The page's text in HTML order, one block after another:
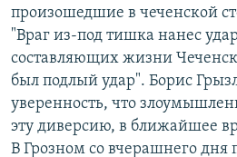
произошедшие в чеченской
"Враг из-под тишка нанес
составляющих жизни
был подлый удар". Борис
уверенность, что
эту диверсию, в ближайшее
В Грозном со вчерашнего дня